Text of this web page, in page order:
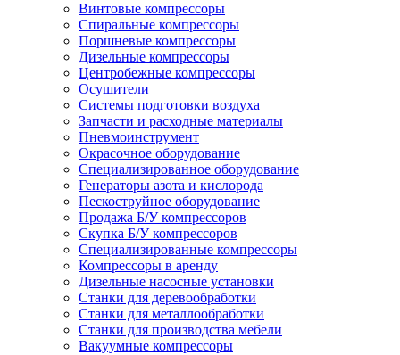
Винтовые компрессоры
Спиральные компрессоры
Поршневые компрессоры
Дизельные компрессоры
Центробежные компрессоры
Осушители
Системы подготовки воздуха
Запчасти и расходные материалы
Пневмоинструмент
Окрасочное оборудование
Специализированное оборудование
Генераторы азота и кислорода
Пескоструйное оборудование
Продажа Б/У компрессоров
Скупка Б/У компрессоров
Специализированные компрессоры
Компрессоры в аренду
Дизельные насосные установки
Станки для деревообработки
Станки для металлообработки
Станки для производства мебели
Вакуумные компрессоры